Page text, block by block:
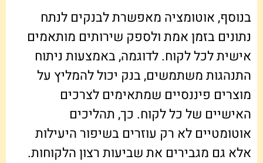
בנוסף, אוטומציה מאפשרת לבנקים לנתח
נתונים בזמן אמת ולספק שירותים מותאמים
אישית לכל לקוח. לדוגמה, באמצעות ניתוח
התנהגות משתמשים, בנק יכול להמליץ על
מוצרים פיננסיים שמתאימים לצרכים
האישיים של כל לקוח. כך, תהליכים
אוטומטיים לא רק עוזרים בשיפור היעילות
אלא גם מגבירים את שביעות רצון הלקוחות.